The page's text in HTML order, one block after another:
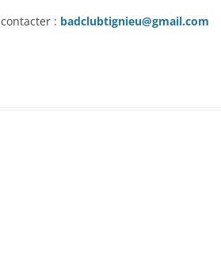
: badclubtignieu@gmail.com